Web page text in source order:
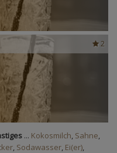
2
... Kokosmilch, Sahne,
, Sodawasser, Ei(er),